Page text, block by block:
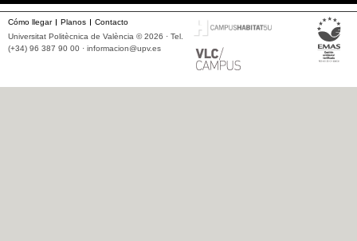
Cómo llegar Planos
Contacto
Universitat Politècnica de València © 2026 · Tel.
(+34) 96 387 90 00 · informacion@upv.es